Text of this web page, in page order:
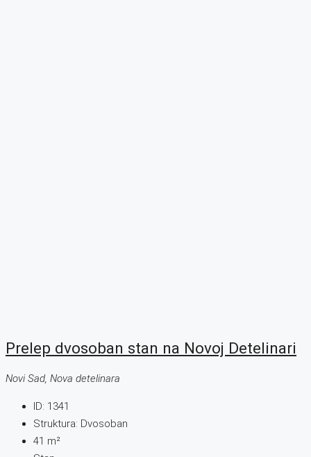
Prelep dvosoban stan na Novoj Detelinari
Novi Sad, Nova detelinara
ID: 1341
Struktura: Dvosoban
41 m²